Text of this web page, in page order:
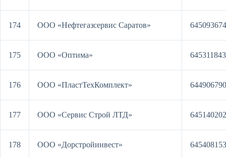
174 ООО «Нефтегазсервис Саратов»
175 ООО «Оптима»
176 ООО «ПластТехКомплект»
177 ООО «Сервис Строй ЛТД»
178 ООО «Дорстройинвест»